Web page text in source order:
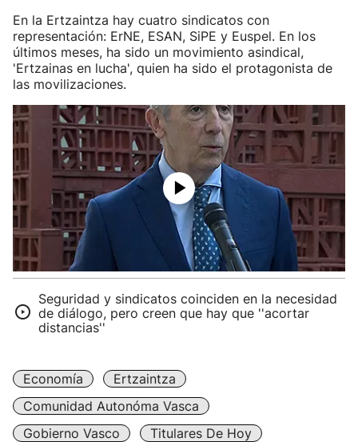
En la Ertzaintza hay cuatro sindicatos con
representación: ErNE, ESAN, SiPE y Euspel. En los
últimos meses, ha sido un movimiento asindical,
'Ertzainas en lucha', quien ha sido el protagonista de
las movilizaciones.
Seguridad y sindicatos coinciden en la necesidad
de diálogo, pero creen que hay que ''acortar
distancias''
Economía
Ertzaintza
Comunidad Autonóma Vasca
Gobierno Vasco
Titulares De Hoy